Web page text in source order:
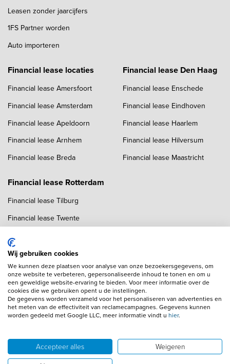
Leasen zonder jaarcijfers
1FS Partner worden
Auto importeren
Financial lease locaties
Financial lease Amersfoort
Financial lease Amsterdam
Financial lease Apeldoorn
Financial lease Arnhem
Financial lease Breda
Financial lease Den Haag
Financial lease Enschede
Financial lease Eindhoven
Financial lease Haarlem
Financial lease Hilversum
Financial lease Maastricht
Financial lease Rotterdam
Financial lease Tilburg
Financial lease Twente
Financial lease Utrecht
Financial lease Zwolle
Copyright navigation
Adverteren
Autobedrijven
Wij gebruiken AI voor afbeeldingen en teksten
Disclaimer
Wij gebruiken cookies
We kunnen deze plaatsen voor analyse van onze bezoekersgegevens, om
onze website te verbeteren, gepersonaliseerde inhoud te tonen en om u
een geweldige website-ervaring te bieden. Voor meer informatie over de
cookies die we gebruiken opent u de instellingen.
De gegevens worden verzameld voor het personaliseren van advertenties en
het meten van de effectiviteit van reclamecampagnes. Gegevens kunnen
worden gedeeld met Google LLC, meer informatie vindt u hier.
Accepteer alles
Weigeren